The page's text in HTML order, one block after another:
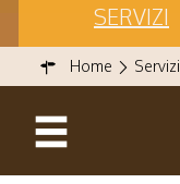
SERVIZI
Home Servizi